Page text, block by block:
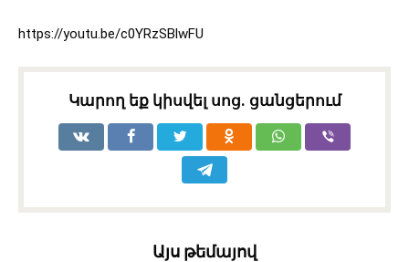
https://youtu.be/c0YRzSBlwFU
Կարող եք կիսվել սոց․ ցանցերում
Այս թեմայով